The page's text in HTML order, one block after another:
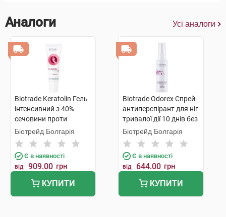
Аналоги Усі аналоги
Biotrade Keratolin Гель
інтенсивний з 40%
сечовини проти
загрубілостей та для
догляду за нігтями 15
мл 1 туба
Біотрейд Болгарія
Є в наявності
від 909.00 грн
КУПИТИ
Biotrade Odorex Спрей-
антиперспірант для ніг
тривалої дії 10 днів без
поту і запаху 40 мл 1
флакон
Біотрейд Болгарія
Є в наявності
від 644.00 грн
КУПИТИ